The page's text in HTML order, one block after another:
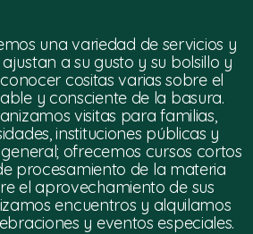
una variedad de servicios y
a su gusto y su bolsillo y
cositas varias sobre el
y consciente de la basura.
visitas para familias,
instituciones públicas y
ofrecemos cursos cortos
procesamiento de la materia
el aprovechamiento de sus
encuentros y alquilamos
y eventos especiales.